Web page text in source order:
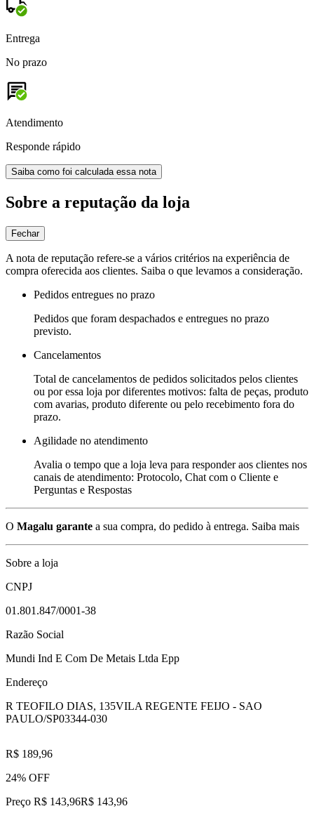
Entrega
No prazo
Atendimento
Responde rápido
Saiba como foi calculada essa nota
Sobre a reputação da loja
Fechar
A nota de reputação refere-se a vários critérios na experiência de
compra oferecida aos clientes. Saiba o que levamos a consideração.
Pedidos entregues no prazo
Pedidos que foram despachados e entregues no prazo
previsto.
Cancelamentos
Total de cancelamentos de pedidos solicitados pelos clientes
ou por essa loja por diferentes motivos: falta de peças, produto
com avarias, produto diferente ou pelo recebimento fora do
prazo.
Agilidade no atendimento
Avalia o tempo que a loja leva para responder aos clientes nos
canais de atendimento: Protocolo, Chat com o Cliente e
Perguntas e Respostas
O Magalu garante a sua compra, do pedido à entrega. Saiba mais
Sobre a loja
CNPJ
01.801.847/0001-38
Razão Social
Mundi Ind E Com De Metais Ltda Epp
Endereço
R TEOFILO DIAS, 135VILA REGENTE FEIJO - SAO
PAULO/SP03344-030
R$ 189,96
24% OFF
Preço R$ 143,96R$ 143,96